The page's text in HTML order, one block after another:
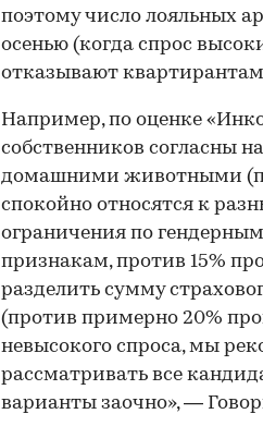
поэтому число лояльных
осенью (когда спрос
отказывают
Например, по оценке
собственников согласны
домашними животными
спокойно относятся к
ограничения по
признакам, против 15%
разделить сумму
(против примерно 20%
невысокого спроса, мы
рассматривать все
варианты заочно», —